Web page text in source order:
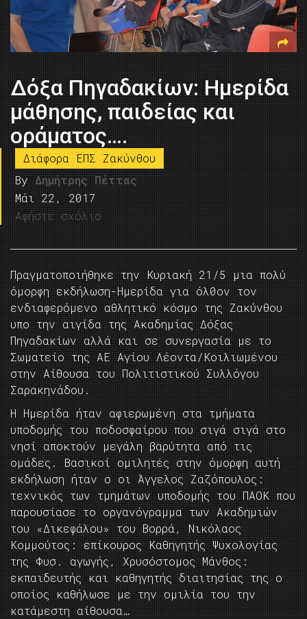
Δόξα Πηγαδακίων: Ημερίδα
μάθησης, παιδείας και
οράματος….
Διάφορα ΕΠΣ Ζακύνθου
By Δημήτρης Πέττας
Μάι 22, 2017
Αφήστε σχόλιο
Πραγματοποιήθηκε την Κυριακή 21/5 μια πολύ
όμορφη εκδήλωση-Ημερίδα για όλ0ον τον
ενδιαφερόμενο αθλητικό κόσμο της Ζακύνθου
υπο την αιγίδα της Ακαδημίας Δόξας
Πηγαδακίων αλλά και σε συνεργασία με το
Σωματείο της ΑΕ Αγίου Λέοντα/Κοιλιωμένου
στην Αίθουσα του Πολιτιστικού Συλλόγου
Σαρακηνάδου.
Η Ημερίδα ήταν αφιερωμένη στα τμήματα
υποδομής του ποδοσφαίρου που σιγά σιγά στο
νησί αποκτούν μεγάλη βαρύτητα από τις
ομάδες. Βασικοί ομιλητές στην όμορφη αυτή
εκδήλωση ήταν ο οι Άγγελος Ζαζόπουλος:
τεχνικός των τμημάτων υποδομής του ΠΑΟΚ που
παρουσίασε το οργανόγραμμα των Ακαδημιών
του «Δικεφάλου» του Βορρά, Νικόλαος
Κομμούτος: επίκουρος Καθηγητής Ψυχολογίας
της Φυσ. αγωγής, Χρυσόστομος Μάνθος:
εκπαιδευτής και καθηγητής διαιτησίας της ο
οποίος καθήλωσε με την ομιλία του την
κατάμεστη αίθουσα…